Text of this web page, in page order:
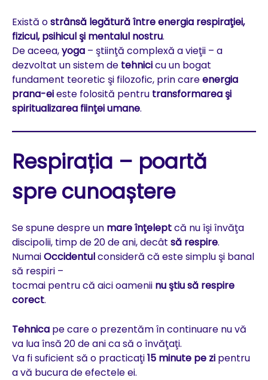
Există ostrânsă legătură între energia respiraţiei,
fizicul, psihicul şi mentalul nostru.
De aceea,yoga – ştiinţă complexă a vieţii – a
dezvoltat un sistem de tehnicicu un bogat
fundament teoretic şi filozofic, prin careenergia
prana-eieste folosită pentru transformarea şi
spiritualizarea fiinţei umane.
Respirația – poartă
spre cunoaștere
Se spune despre un mare înţeleptcă nu îşi învăţa
discipolii, timp de 20 de ani, decât să respire.
NumaiOccidentulconsideră că este simplu şi banal
să respiri –
tocmai pentru că aici oamenii nu ştiu să respire
corect.
Tehnica pe care o prezentăm în continuare nu vă
va lua însă 20 de ani ca să o învăţaţi.
Va fi suficient să o practicaţi15 minute pe zi pentru
a vă bucura de efectele ei.